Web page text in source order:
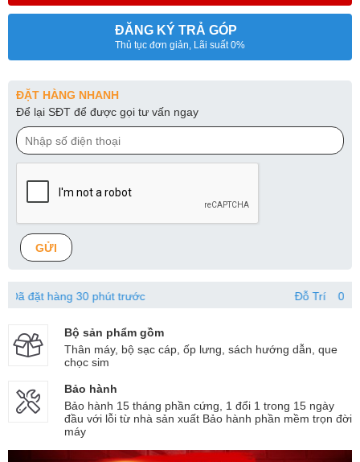
ĐĂNG KÝ TRẢ GÓP
Thủ tục đơn giản, Lãi suất 0%
ĐẶT HÀNG NHANH
Để lại SĐT để được gọi tư vấn ngay
GỬI
30 phút trước 081285xxxx
Bộ sản phẩm gồm
Thân máy, bộ sạc cáp, ốp lưng, sách hướng dẫn, que
chọc sim
Bảo hành
Bảo hành 15 tháng phần cứng, 1 đổi 1 trong 15 ngày
đầu với lỗi từ nhà sản xuất Bảo hành phần mềm trọn đời
máy